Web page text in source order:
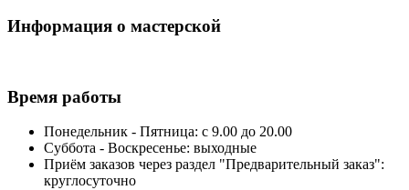
Информация о мастерской
Время работы
Понедельник - Пятница: с 9.00 до 20.00
Суббота - Воскресенье: выходные
Приём заказов через раздел "Предварительный заказ":
круглосуточно